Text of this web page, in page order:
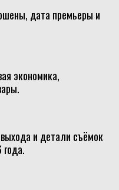
дата премьеры и
экономика,
и детали съёмок